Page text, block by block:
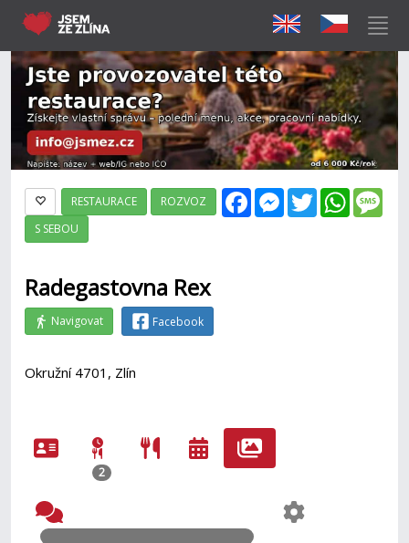
FacebookMessenger
Twitter
RESTAURACE
ROZVOZ
S SEBOU
Radegastovna Rex
Navigovat Facebook
Okružní 4701, Zlín
2